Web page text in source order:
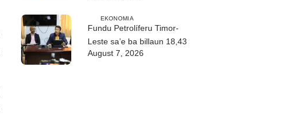
EKONOMIA
Fundu Petrolíferu Timor-
Leste sa’e ba billaun 18,43
August 7, 2026